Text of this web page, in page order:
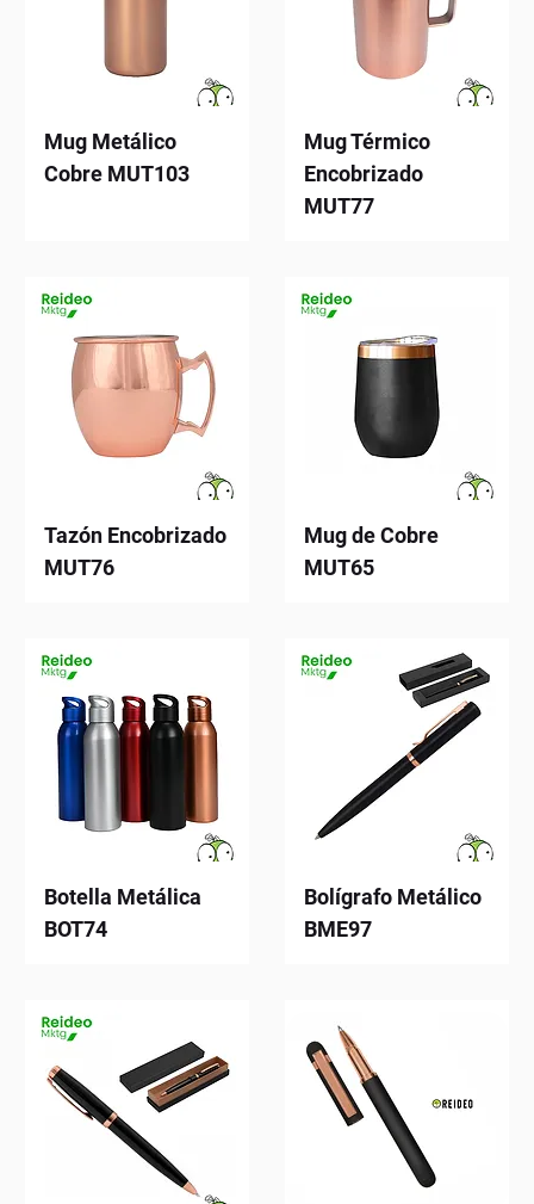
Mug Metálico
Cobre MUT103
Mug Térmico
Encobrizado
MUT77
Tazón Encobrizado
MUT76
Mug de Cobre
MUT65
Botella Metálica
BOT74
Bolígrafo Metálico
BME97